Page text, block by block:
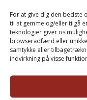
For at give dig den bedste
til at gemme og/eller tilgå
teknologier giver os
browseradfærd eller
samtykke eller
indvirkning på visse
Donér til
Donér